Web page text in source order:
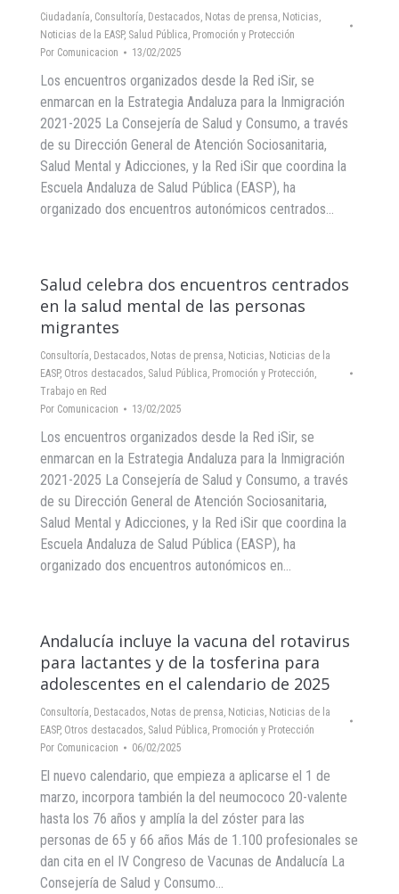
Ciudadanía, Consultoría, Destacados, Notas de prensa, Noticias,
Noticias de la EASP, Salud Pública, Promoción y Protección
Por Comunicacion 13/02/2025
Los encuentros organizados desde la Red iSir, se
enmarcan en la Estrategia Andaluza para la Inmigración
2021-2025 La Consejería de Salud y Consumo, a través
de su Dirección General de Atención Sociosanitaria,
Salud Mental y Adicciones, y la Red iSir que coordina la
Escuela Andaluza de Salud Pública (EASP), ha
organizado dos encuentros autonómicos centrados…
Salud celebra dos encuentros centrados
en la salud mental de las personas
migrantes
Consultoría, Destacados, Notas de prensa, Noticias, Noticias de la
EASP, Otros destacados, Salud Pública, Promoción y Protección,
Trabajo en Red
Por Comunicacion 13/02/2025
Los encuentros organizados desde la Red iSir, se
enmarcan en la Estrategia Andaluza para la Inmigración
2021-2025 La Consejería de Salud y Consumo, a través
de su Dirección General de Atención Sociosanitaria,
Salud Mental y Adicciones, y la Red iSir que coordina la
Escuela Andaluza de Salud Pública (EASP), ha
organizado dos encuentros autonómicos en…
Andalucía incluye la vacuna del rotavirus
para lactantes y de la tosferina para
adolescentes en el calendario de 2025
Consultoría, Destacados, Notas de prensa, Noticias, Noticias de la
EASP, Otros destacados, Salud Pública, Promoción y Protección
Por Comunicacion 06/02/2025
El nuevo calendario, que empieza a aplicarse el 1 de
marzo, incorpora también la del neumococo 20-valente
hasta los 76 años y amplía la del zóster para las
personas de 65 y 66 años Más de 1.100 profesionales se
dan cita en el IV Congreso de Vacunas de Andalucía La
Consejería de Salud y Consumo…